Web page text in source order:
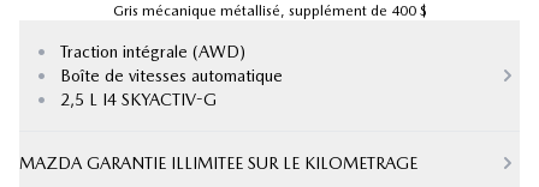
•
Traction intégrale (AWD)
•
Boîte de vitesses automatique
•
2,5 L I4 SKYACTIV-G
MAZDA GARANTIE ILLIMITEE SUR LE KILOMETRAGE
Gris mécanique métallisé, supplément de 400 $